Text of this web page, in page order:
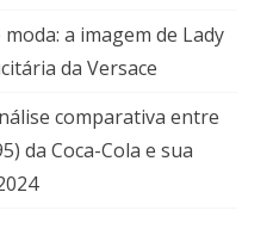
a imagem de Lady
da Versace
comparativa entre
da Coca-Cola e sua